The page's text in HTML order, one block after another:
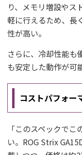
り、メモリ増設やス
軽に行えるため、長
性が高い。
さらに、冷却性能も
も安定した動作が可
コストパフォー
「このスペックで
い。ROG Strix